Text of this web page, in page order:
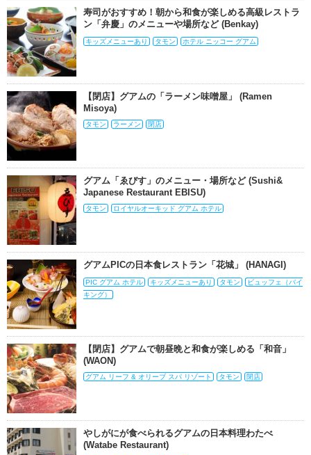
寿司がおすすめ！朝から和食が楽しめる高級レストラ
ン「弁慶」のメニューや場所など (Benkay)
キッズメニューあり タモン ホテル ニッコー グアム
【閉店】グアムの「ラーメン味噌屋」 (Ramen
Misoya)
タモン ラーメン 閉店
グアム「ゑびす」のメニュー・場所など (Sushi&
Japanese Restaurant EBISU)
タモン ロイヤルオーキッド グアム ホテル
グアムPICの日本食レストラン「花城」 (HANAGI)
PIC グアム ホテル キッズメニューあり タモン
ビュッフェ（バイ
キング）
【閉店】グアムで朝昼晩と和食が楽しめる「和音」
(WAON)
グアム リーフ & オリーブ スパ リゾート タモン 閉店
やしがにが食べられるグアムの日本料理わたべ
(Watabe Restaurant)